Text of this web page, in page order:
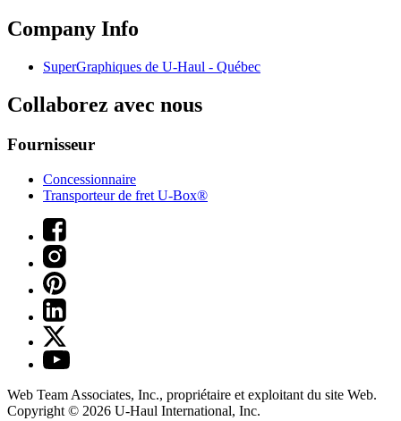
Company Info
SuperGraphiques de U-Haul - Québec
Collaborez avec nous
Fournisseur
Concessionnaire
Transporteur de fret U-Box®
Web Team Associates, Inc., propriétaire et exploitant du site Web.
Copyright © 2026 U-Haul International, Inc.